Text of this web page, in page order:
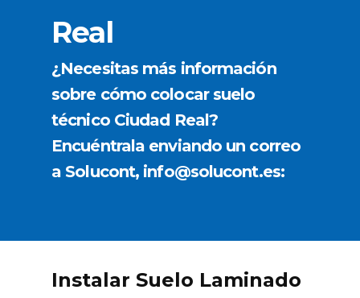
Real
¿Necesitas más información
sobre cómo colocar suelo
técnico Ciudad Real?
Encuéntrala enviando un correo
a Solucont, info@solucont.es:
Instalar Suelo Laminado